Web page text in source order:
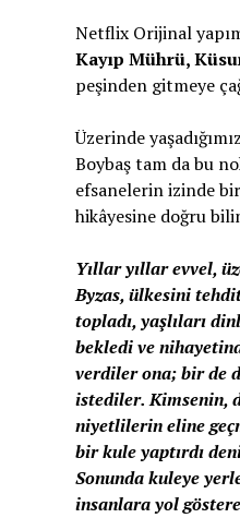
Netflix Orijinal
Kayıp Mührü,
peşinden gitmeye
Üzerinde
Boybaş tam da bu
efsanelerin izinde
hikâyesine doğru
Yıllar yıllar evvel,
Byzas, ülkesini
topladı, yaşlıları
bekledi ve
verdiler ona; bir de
istediler. Kimsenin,
niyetlilerin eline
bir kule yaptırdı
Sonunda kuleye
insanlara yol